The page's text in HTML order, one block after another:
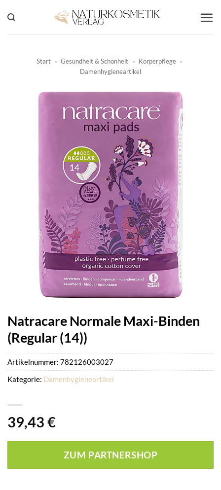
Inhalt
springen
Start » Gesundheit & Schönheit » Körperpflege »
Damenhygieneartikel
Natracare Normale Maxi-Binden
(Regular (14))
39,43 €
ZUM PARTNERSHOP
Artikelnummer: 782126003027
Kategorie: Damenhygieneartikel